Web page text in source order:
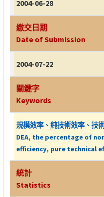
2004-06-28
繳交日期
Date of Submission
2004-07-22
關鍵字
Keywords
規模效率、純技術效率、技
DEA, the percentage of
efficiency, pure technical
統計
Statistics